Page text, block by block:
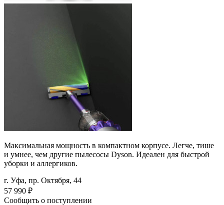
Максимальная мощность в компактном корпусе. Легче, тише
и умнее, чем другие пылесосы Dyson. Идеален для быстрой
уборки и аллергиков.
г. Уфа, пр. Октября, 44
57 990 ₽
Сообщить о поступлении